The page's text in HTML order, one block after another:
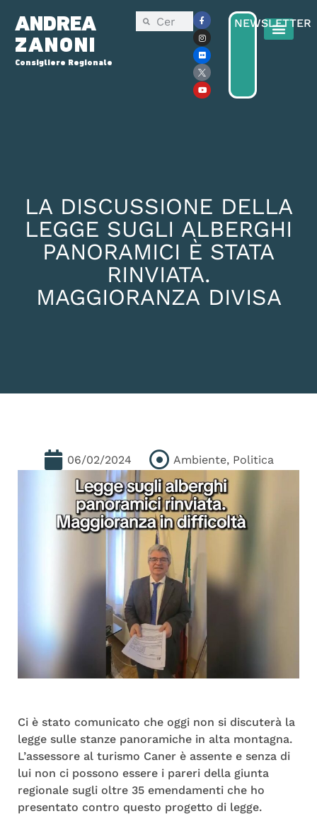
ANDREA
ZANONI
Consigliere Regionale
NEWSLETTER
LA DISCUSSIONE DELLA
LEGGE SUGLI ALBERGHI
PANORAMICI È STATA
RINVIATA.
MAGGIORANZA DIVISA
06/02/2024 Ambiente, Politica
Ci è stato comunicato che oggi non si discuterà la
legge sulle stanze panoramiche in alta montagna.
L’assessore al turismo Caner è assente e senza di
lui non ci possono essere i pareri della giunta
regionale sugli oltre 35 emendamenti che ho
presentato contro questo progetto di legge.